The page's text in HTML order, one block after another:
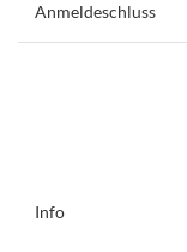
Anmeldeschluss
Info